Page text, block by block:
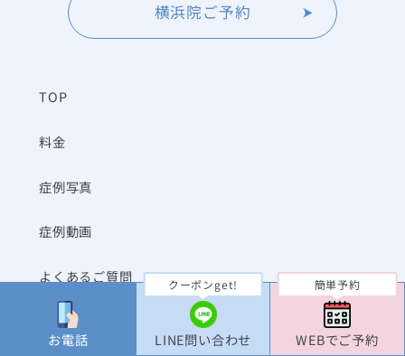
お電話
クーポンget!
LINE問い合わせ
簡単予約
WEBでご予約
横浜院ご予約
TOP
料金
症例写真
症例動画
よくあるご質問
クリニック一覧